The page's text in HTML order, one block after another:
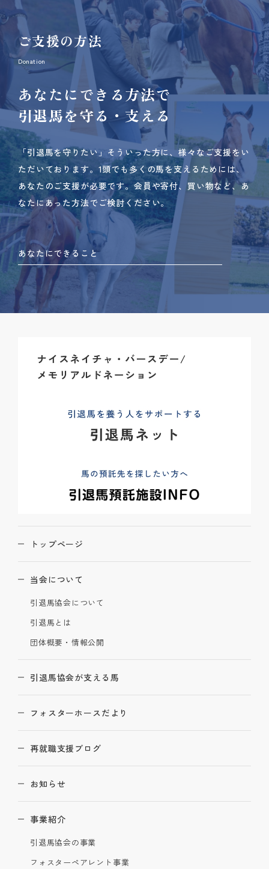
ご支援の方法
Donation
あなたにできる方法で
引退馬を守る・支える
「引退馬を守りたい」そういった方に、様々なご支援をい
ただいております。 1頭でも多くの馬を支えるためには、
あなたのご支援が必要です。 会員や寄付、買い物など、あ
なたにあった方法でご検討ください。
あなたにできること
トップページ
当会について
引退馬協会について
引退馬とは
団体概要・情報公開
引退馬協会が支える馬
フォスターホースだより
再就職支援ブログ
お知らせ
事業紹介
引退馬協会の事業
フォスターペアレント事業